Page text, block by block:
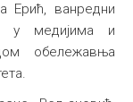
Ерић, ванредни
у медијима и
обележавња